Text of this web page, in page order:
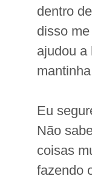
dentro
disso
ajudou a
Eu
Não
coisas
fazendo